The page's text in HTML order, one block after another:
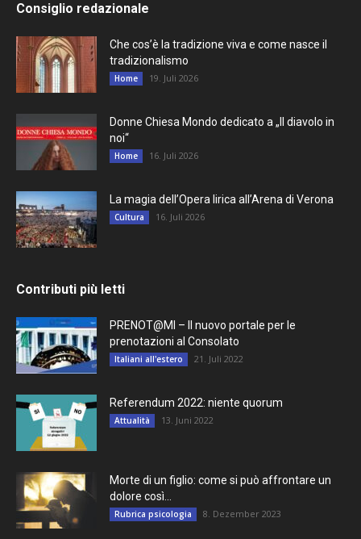
Consiglio redazionale
Che cos’è la tradizione viva e come nasce il
tradizionalismo
Home 19. Juli 2026
Donne Chiesa Mondo dedicato a „Il diavolo in
noi“
Home 16. Juli 2026
La magia dell’Opera lirica all’Arena di Verona
Cultura 16. Juli 2026
Contributi più letti
PRENOT@MI – Il nuovo portale per le
prenotazioni al Consolato
Italiani all'estero 21. Juli 2022
Referendum 2022: niente quorum
Attualità 13. Juni 2022
Morte di un figlio: come si può affrontare un
dolore così...
Rubrica psicologia 8. Dezember 2023